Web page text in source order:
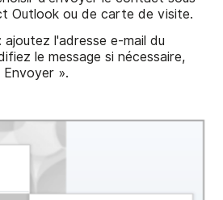
Outlook ou de carte de visite.
: ajoutez l'adresse e-mail du
le message si nécessaire,
Envoyer ».